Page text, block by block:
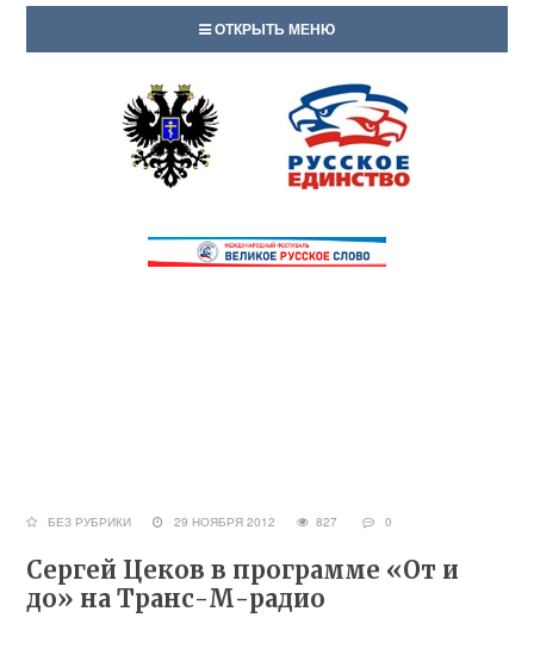
ОТКРЫТЬ МЕНЮ
БЕЗ РУБРИКИ 29 НОЯБРЯ 2012 827 0
Сергей Цеков в программе «От и
до» на Транс-М-радио